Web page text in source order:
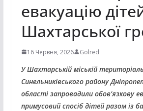
евакуацію
Шахтарської
16 Червня, 2026 Golred
У Шахтарській міській
Синельниківського району
області запровадили обов’язкову
примусовий спосіб дітей разом із